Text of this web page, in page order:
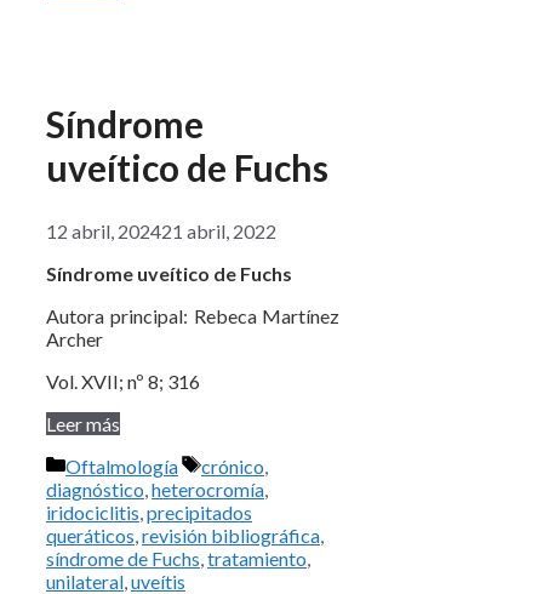
Síndrome
uveítico de Fuchs
12 abril, 202421 abril, 2022
Síndrome uveítico de Fuchs
Autora principal: Rebeca Martínez
Archer
Vol. XVII; nº 8; 316
Leer más
Categorías
Oftalmología Etiquetas
crónico
diagnóstico heterocromía
iridociclitis precipitados
queráticos revisión bibliográfica
síndrome de Fuchs tratamiento
unilateral uveítis